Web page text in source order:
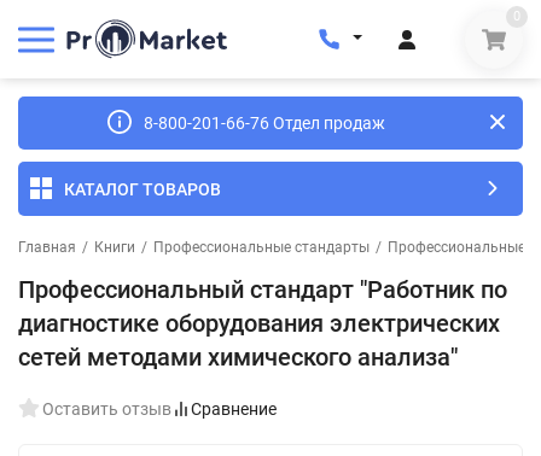
0
8-800-201-66-76 Отдел продаж
КАТАЛОГ ТОВАРОВ
Главная / Книги / Профессиональные стандарты / Профессиональные
Профессиональный стандарт "Работник по
диагностике оборудования электрических
сетей методами химического анализа"
Оставить отзыв Сравнение